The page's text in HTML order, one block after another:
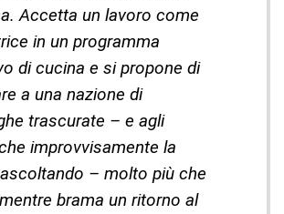
Accetta un lavoro come
in un programma
di cucina e si propone di
a una nazione di
trascurate – e agli
improvvisamente la
– molto più che
brama un ritorno al